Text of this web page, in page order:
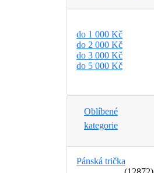
do 1 000 Kč
do 2 000 Kč
do 3 000 Kč
do 5 000 Kč
Oblíbené
kategorie
Pánská trička